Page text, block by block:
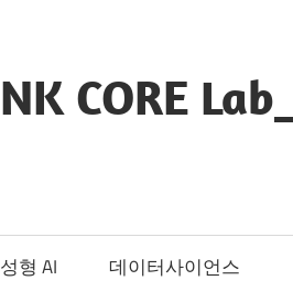
CORE Lab_
형 AI 데이터사이언스